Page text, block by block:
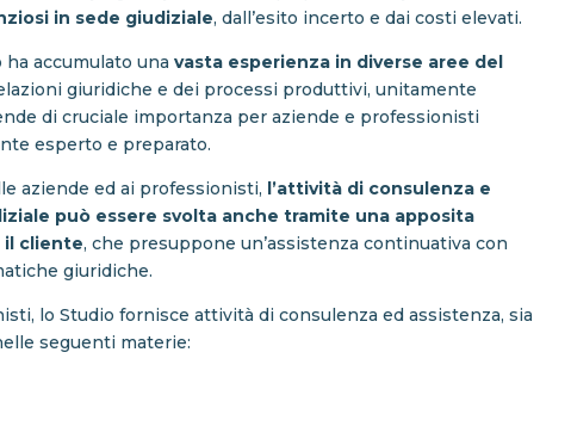
in sede giudiziale, dall’esito incerto e dai costi elevati.
ha accumulato unavasta esperienza in diverse aree del
giuridiche e dei processi produttivi, unitamente
di cruciale importanza per aziende e professionisti
esperto e preparato.
aziende ed ai professionisti, l’attività di consulenza e
può essere svolta anche tramite una apposita
il cliente, che presuppone un’assistenza continuativa con
giuridiche.
lo Studio fornisce attività di consulenza ed assistenza, sia
seguenti materie: